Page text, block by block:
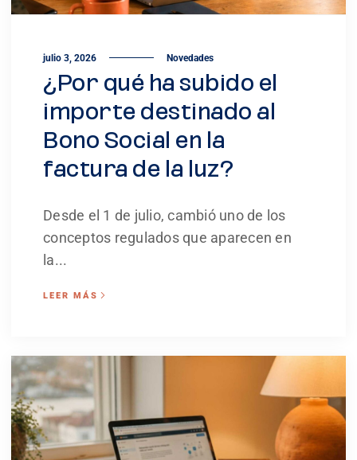
julio 3, 2026 Novedades
¿Por qué ha subido el
importe destinado al
Bono Social en la
factura de la luz?
Desde el 1 de julio, cambió uno de los
conceptos regulados que aparecen en
la...
LEER MÁS